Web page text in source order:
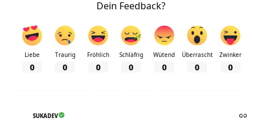
Dein Feedback?
Liebe
0
Traurig
0
Fröhlich
0
Schläfrig
0
Wütend
0
Überrascht
0
Zwinker
0
SUKADEV